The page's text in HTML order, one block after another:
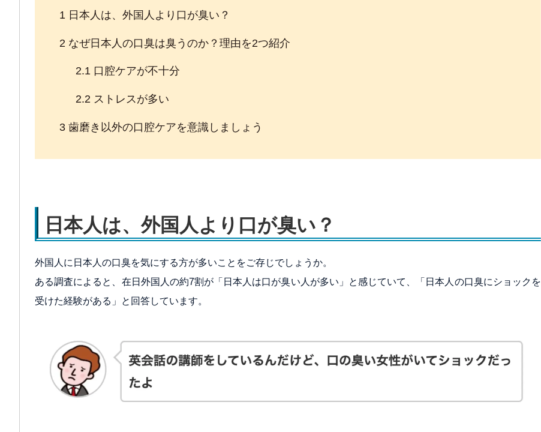
1 日本人は、外国人より口が臭い？
2 なぜ日本人の口臭は臭うのか？理由を2つ紹介
2.1 口腔ケアが不十分
2.2 ストレスが多い
3 歯磨き以外の口腔ケアを意識しましょう
日本人は、外国人より口が臭い？
外国人に日本人の口臭を気にする方が多いことをご存じでしょうか。
ある調査によると、在日外国人の約7割が「日本人は口が臭い人が多い」と感じていて、「日本人の口臭にショックを
受けた経験がある」と回答しています。